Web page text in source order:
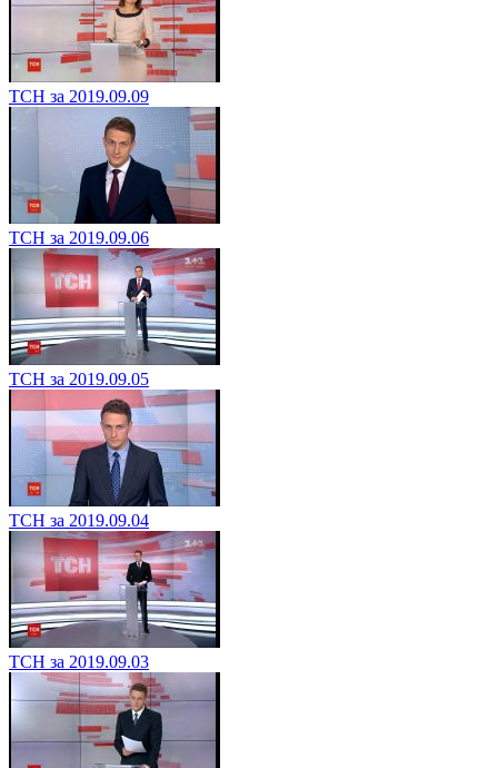
ТСН за 2019.09.09
ТСН за 2019.09.06
ТСН за 2019.09.05
ТСН за 2019.09.04
ТСН за 2019.09.03